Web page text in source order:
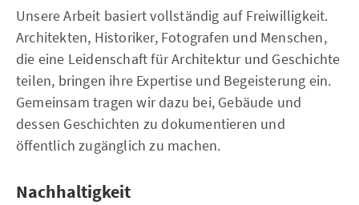
Unsere Arbeit basiert vollständig auf Freiwilligkeit.
Architekten, Historiker, Fotografen und Menschen,
die eine Leidenschaft für Architektur und Geschichte
teilen, bringen ihre Expertise und Begeisterung ein.
Gemeinsam tragen wir dazu bei, Gebäude und
dessen Geschichten zu dokumentieren und
öffentlich zugänglich zu machen.
Nachhaltigkeit